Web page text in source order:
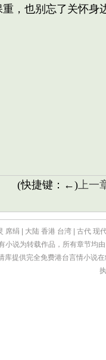
，也别忘了关怀身
(快捷键：←)上一
席绢 大陆 香港 台湾 古代 现
小说为转载作品，所有章节均
库提供完全免费港台言情小说